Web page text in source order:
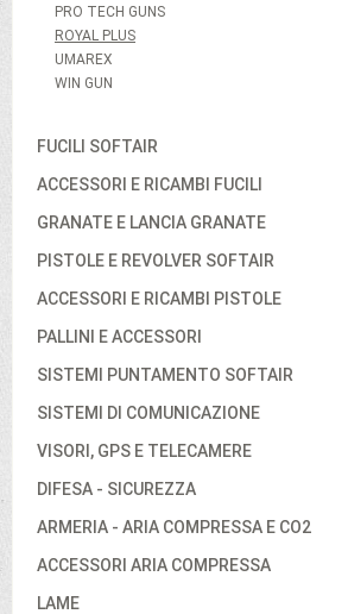
PRO TECH GUNS
ROYAL PLUS
UMAREX
WIN GUN
FUCILI SOFTAIR
ACCESSORI E RICAMBI FUCILI
GRANATE E LANCIA GRANATE
PISTOLE E REVOLVER SOFTAIR
ACCESSORI E RICAMBI PISTOLE
PALLINI E ACCESSORI
SISTEMI PUNTAMENTO SOFTAIR
SISTEMI DI COMUNICAZIONE
VISORI, GPS E TELECAMERE
DIFESA - SICUREZZA
ARMERIA - ARIA COMPRESSA E CO2
ACCESSORI ARIA COMPRESSA
LAME